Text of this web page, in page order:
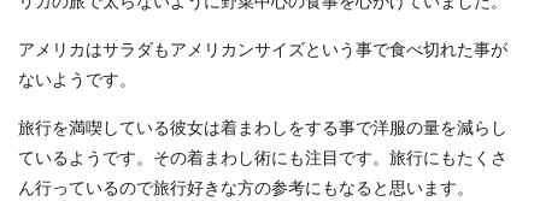
アメリカはサラダもアメリカンサイズという事で食べ切れた事が
ないようです。
旅行を満喫している彼女は着まわしをする事で洋服の量を減らし
ているようです。その着まわし術にも注目です。旅行にもたくさ
ん行っているので旅行好きな方の参考にもなると思います。